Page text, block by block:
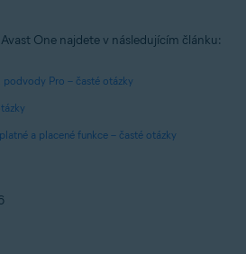
One najdete v následujícím článku:
Pro – časté otázky
a placené funkce – časté otázky